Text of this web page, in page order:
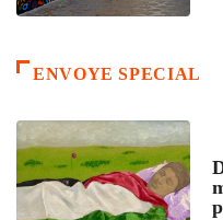
ENVOYE SPECIAL